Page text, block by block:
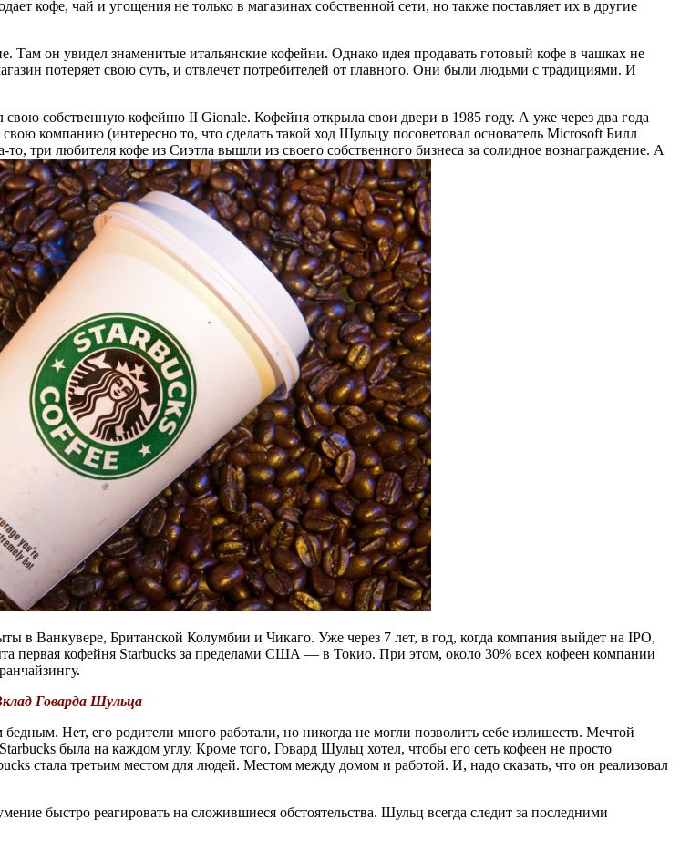
кофе, чай и угощения не только в магазинах собственной сети, но также поставляет их в другие
он увидел знаменитые итальянские кофейни. Однако идея продавать готовый кофе в чашках не
потеряет свою суть, и отвлечет потребителей от главного. Они были людьми с традициями. И
собственную кофейню II Gionale. Кофейня открыла свои двери в 1985 году. А уже через два года
компанию (интересно то, что сделать такой ход Шульцу посоветовал основатель Microsoft Билл
три любителя кофе из Сиэтла вышли из своего собственного бизнеса за солидное вознаграждение. А
в Ванкувере, Британской Колумбии и Чикаго. Уже через 7 лет, в год, когда компания выйдет на IPO,
первая кофейня Starbucks за пределами США — в Токио. При этом, около 30% всех кофеен компании
Говарда Шульца
Нет, его родители много работали, но никогда не могли позволить себе излишеств. Мечтой
была на каждом углу. Кроме того, Говард Шульц хотел, чтобы его сеть кофеен не просто
стала третьим местом для людей. Местом между домом и работой. И, надо сказать, что он реализовал
быстро реагировать на сложившиеся обстоятельства. Шульц всегда следит за последними